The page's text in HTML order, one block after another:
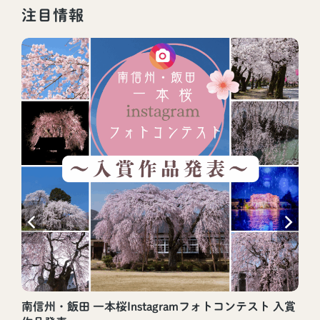
注目情報
南信州・飯田 一本桜Instagramフォトコンテスト 入賞